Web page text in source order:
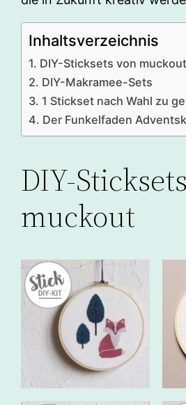
Inhaltsverzeichnis
DIY-Sticksets von muckout
DIY-Makramee-Sets
1 Stickset nach Wahl zu
Der Funkelfaden
DIY-
muckout